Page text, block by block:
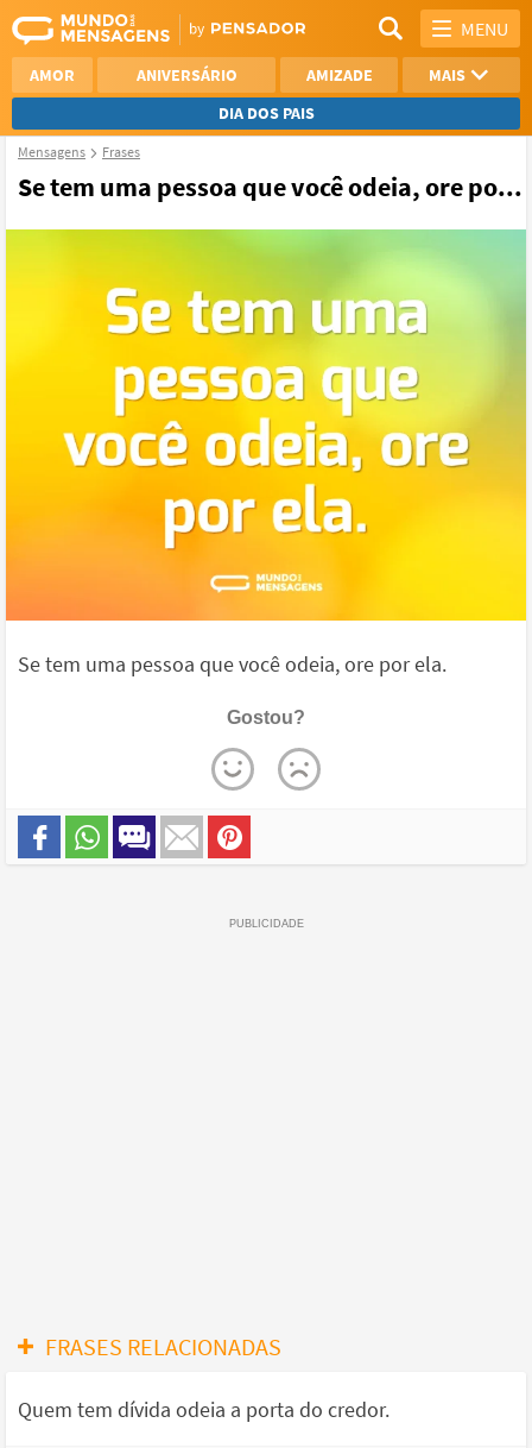
MENU
AMOR ANIVERSÁRIO AMIZADE
MAIS
DIA DOS PAIS
AGRADECIMENTO
Mensagens Frases
Se tem uma pessoa que você odeia, ore po...
Se tem uma pessoa que você odeia, ore por ela.
Gostou?
FRASES RELACIONADAS
Quem tem dívida odeia a porta do credor.